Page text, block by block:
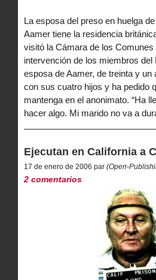
La esposa del preso en huelga
Aamer tiene la residencia
visitó la Cámara de los Comunes
intervención de los miembros del
esposa de Aamer, de treinta y un
con sus cuatro hijos y ha pedido
mantenga en el anonimato. “Ha
hacer algo. Mi marido no va a
Ejecutan en California a
17 de enero de 2006 par (Open-
2 comentarios